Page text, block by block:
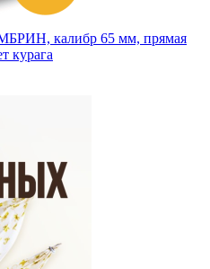
калибр 65 мм, прямая
курага